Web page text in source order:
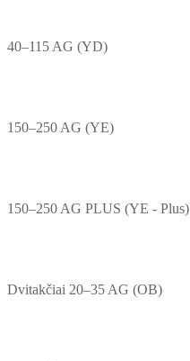
40–115 AG (YD)
150–250 AG (YE)
150–250 AG PLUS (YE - Plus)
Dvitakčiai 20–35 AG (OB)